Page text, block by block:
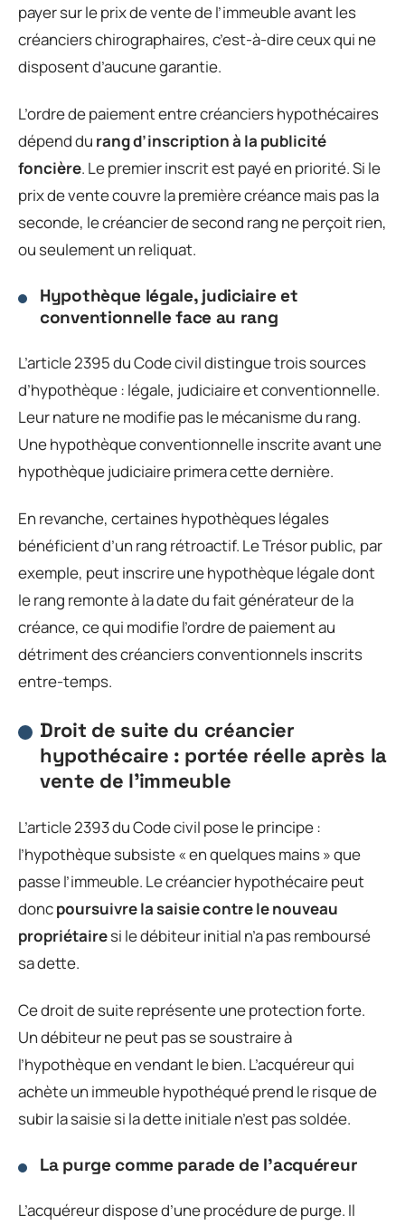
payer sur le prix de vente de l’immeuble avant les
créanciers chirographaires, c’est-à-dire ceux qui ne
disposent d’aucune garantie.
L’ordre de paiement entre créanciers hypothécaires
dépend du rang d’inscription à la publicité
foncière. Le premier inscrit est payé en priorité. Si le
prix de vente couvre la première créance mais pas la
seconde, le créancier de second rang ne perçoit rien,
ou seulement un reliquat.
Hypothèque légale, judiciaire et
conventionnelle face au rang
L’article 2395 du Code civil distingue trois sources
d’hypothèque : légale, judiciaire et conventionnelle.
Leur nature ne modifie pas le mécanisme du rang.
Une hypothèque conventionnelle inscrite avant une
hypothèque judiciaire primera cette dernière.
En revanche, certaines hypothèques légales
bénéficient d’un rang rétroactif. Le Trésor public, par
exemple, peut inscrire une hypothèque légale dont
le rang remonte à la date du fait générateur de la
créance, ce qui modifie l’ordre de paiement au
détriment des créanciers conventionnels inscrits
entre-temps.
Droit de suite du créancier
hypothécaire : portée réelle après la
vente de l’immeuble
L’article 2393 du Code civil pose le principe :
l’hypothèque subsiste « en quelques mains » que
passe l’immeuble. Le créancier hypothécaire peut
doncpoursuivre la saisie contre le nouveau
propriétairesi le débiteur initial n’a pas remboursé
sa dette.
Ce droit de suite représente une protection forte.
Un débiteur ne peut pas se soustraire à
l’hypothèque en vendant le bien. L’acquéreur qui
achète un immeuble hypothéqué prend le risque de
subir la saisie si la dette initiale n’est pas soldée.
La purge comme parade de l’acquéreur
L’acquéreur dispose d’une procédure de purge. Il